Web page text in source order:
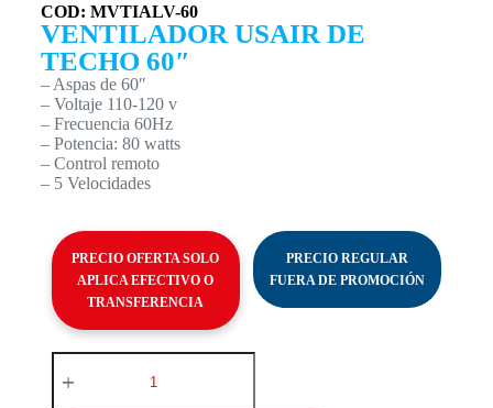
COD: MVTIALV-60
VENTILADOR USAIR DE
TECHO 60″
– Aspas de 60″
– Voltaje 110-120 v
– Frecuencia 60Hz
– Potencia: 80 watts
– Control remoto
– 5 Velocidades
PRECIO OFERTA SOLO
APLICA EFECTIVO O
TRANSFERENCIA
PRECIO REGULAR
FUERA DE PROMOCIÓN